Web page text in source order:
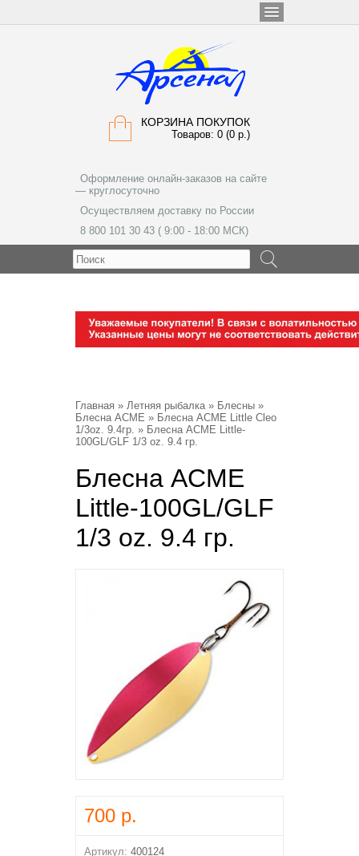
КОРЗИНА ПОКУПОК
Товаров: 0 (0 р.)
Оформление онлайн-заказов на сайте
— круглосуточно
Осуществляем доставку по России
8 800 101 30 43 ( 9:00 - 18:00 МСК)
Главная » Летняя рыбалка» Блесны »
Блесна ACME » Блесна ACME Little Cleo
1/3oz. 9.4гр. » Блесна ACME Little-
100GL/GLF 1/3 oz. 9.4 гр.
Блесна ACME
Little-100GL/GLF
1/3 oz. 9.4 гр.
700 р.
Артикул: 400124